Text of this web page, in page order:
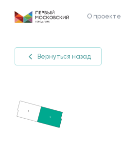
О проекте
Вернуться назад